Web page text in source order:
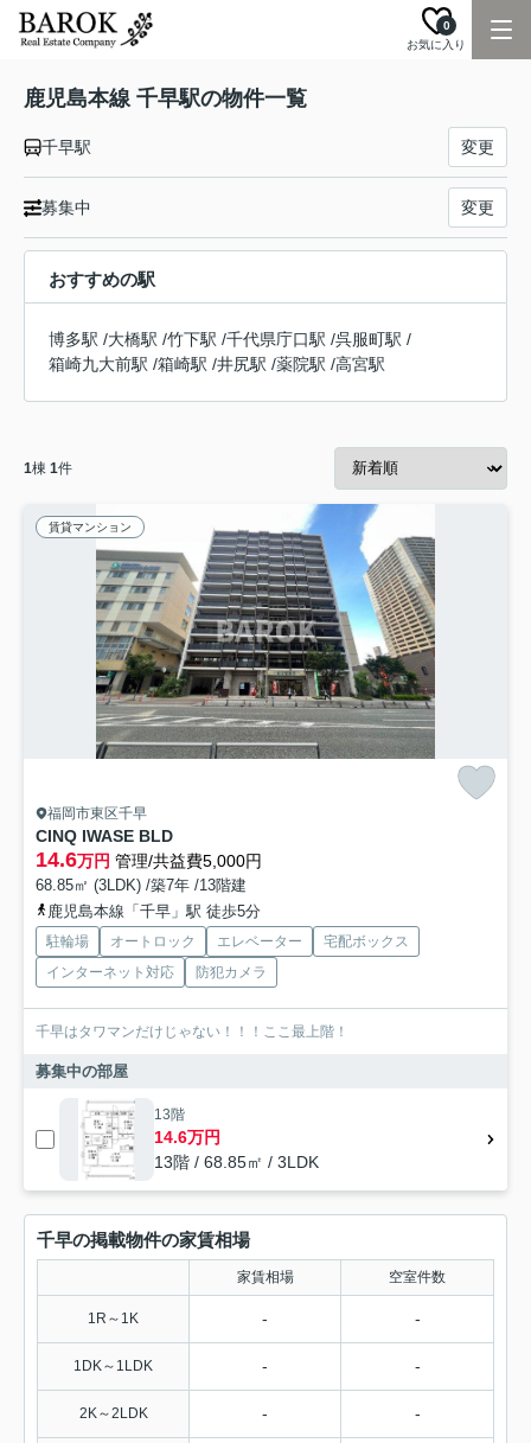
お気に入り
0
鹿児島本線 千早駅の物件一覧
千早駅 変更
募集中 変更
おすすめの駅
博多駅 /大橋駅 /竹下駅 /千代県庁口駅 /呉服町駅 /
箱崎九大前駅 /箱崎駅 /井尻駅 /薬院駅 /高宮駅
1棟 1件
賃貸マンション
福岡市東区千早
CINQ IWASE BLD
14.6万円 管理/共益費5,000円
68.85㎡ (3LDK) /築7年 /13階建
鹿児島本線「千早」駅 徒歩5分
駐輪場 オートロック エレベーター
宅配ボックス
インターネット対応
防犯カメラ
千早はタワマンだけじゃない！！！ここ最上階！
募集中の部屋
13階
14.6万円
13階 / 68.85㎡ / 3LDK
千早の掲載物件の家賃相場
家賃相場 空室件数
1R～1K - -
1DK～1LDK - -
2K～2LDK - -